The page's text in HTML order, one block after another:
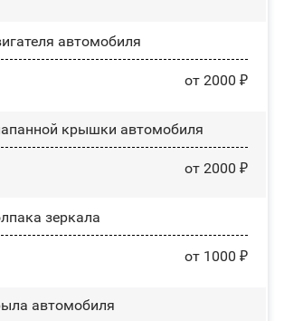
автомобиля
от 2000 ₽
крышки автомобиля
от 2000 ₽
зеркала
от 1000 ₽
автомобиля